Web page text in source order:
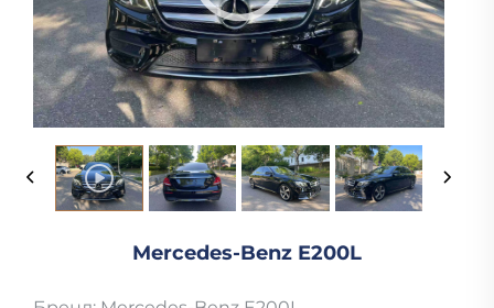
Mercedes-Benz E200L